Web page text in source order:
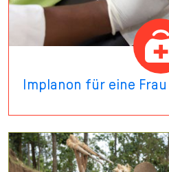
Implanon für eine Frau